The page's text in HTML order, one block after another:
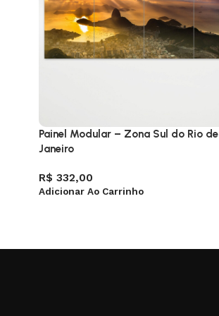
Painel Modular – Zona Sul do Rio de
Janeiro
R$ 332,00
Adicionar Ao Carrinho